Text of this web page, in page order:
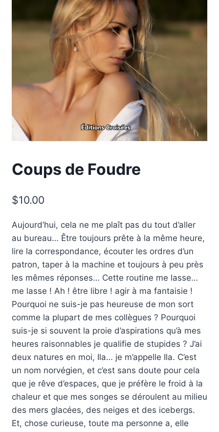
Coups de Foudre
$10.00
Aujourd’hui, cela ne me plaît pas du tout d’aller
au bureau… Être toujours prête à la même heure,
lire la correspondance, écouter les ordres d’un
patron, taper à la machine et toujours à peu près
les mêmes réponses… Cette routine me lasse…
me lasse ! Ah ! être libre ! agir à ma fantaisie !
Pourquoi ne suis-je pas heureuse de mon sort
comme la plupart de mes collègues ? Pourquoi
suis-je si souvent la proie d’aspirations qu’à mes
heures raisonnables je qualifie de stupides ? J’ai
deux natures en moi, Ila… je m’appelle Ila. C’est
un nom norvégien, et c’est sans doute pour cela
que je rêve d’espaces, que je préfère le froid à la
chaleur et que mes songes se déroulent au milieu
des mers glacées, des neiges et des icebergs.
Et, chose curieuse, toute ma personne a, elle